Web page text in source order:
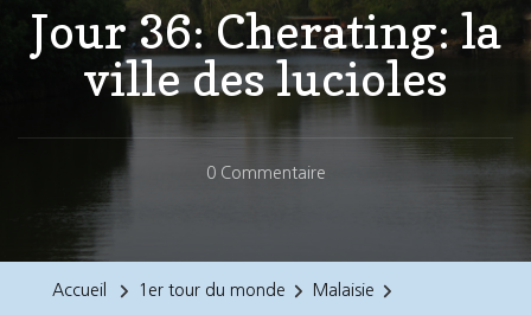
Jour 36: Cherating: la
ville des lucioles
0 CommentaireSur
Accueil 1er tour du monde Malaisie